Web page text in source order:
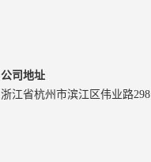
公司地址
浙江省杭州市滨江区伟业路